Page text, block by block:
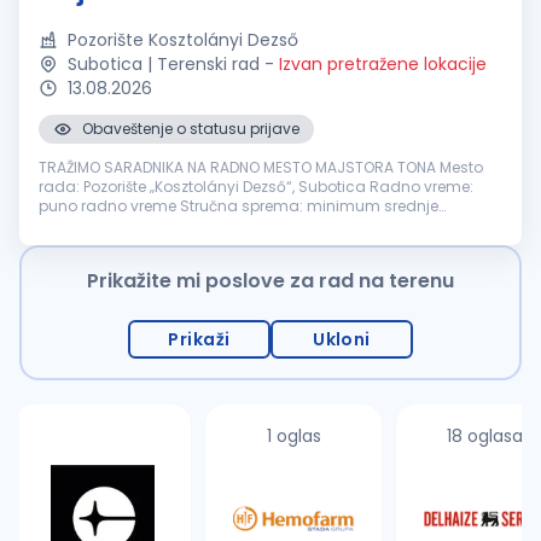
Pozorište Kosztolányi Dezső
Subotica | Terenski rad - Izvan pretražene lokacije
13.08.2026
Obaveštenje o statusu prijave
TRAŽIMO SARADNIKA NA RADNO MESTO MAJSTORA TONA Mesto
rada: Pozorište „Kosztolányi Dezső“, Subotica Radno vreme:
puno radno vreme Stručna sprema: minimum srednje
za potrebe proba i predstava...
Prikažite mi poslove za rad na terenu
Prikaži Ukloni
1 oglas 18 oglasa